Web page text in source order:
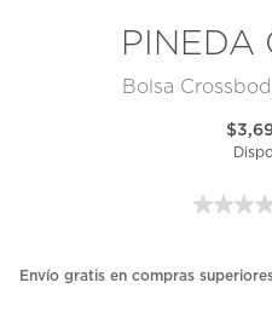
PINEDA
Bolsa
Envío gratis en compras